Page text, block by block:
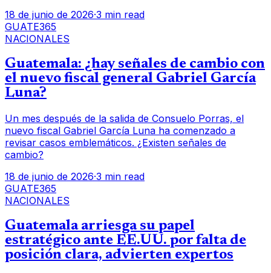
18 de junio de 2026·3 min read
GUATE365
NACIONALES
Guatemala: ¿hay señales de cambio con
el nuevo fiscal general Gabriel García
Luna?
Un mes después de la salida de Consuelo Porras, el
nuevo fiscal Gabriel García Luna ha comenzado a
revisar casos emblemáticos. ¿Existen señales de
cambio?
18 de junio de 2026·3 min read
GUATE365
NACIONALES
Guatemala arriesga su papel
estratégico ante EE.UU. por falta de
posición clara, advierten expertos